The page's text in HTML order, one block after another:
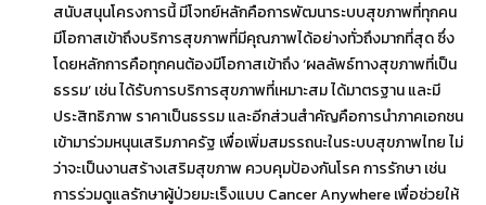
สนับสนุนโครงการนี้ มีโจทย์หลักคือการพัฒนาระบบสุขภาพที่ทุกคน
มีโอกาสเข้าถึงบริการสุขภาพที่มีคุณภาพได้อย่างทั่วถึงมากที่สุด ซึ่ง
โดยหลักการคือทุกคนต้องมีโอกาสเข้าถึง ‘ผลลัพธ์ทางสุขภาพที่เป็น
ธรรม’ เช่น ได้รับการบริการสุขภาพที่เหมาะสม ได้มาตรฐาน และมี
ประสิทธิภาพ ราคาเป็นธรรม และอีกส่วนสำคัญคือการนำภาคเอกชน
เข้ามาร่วมหนุนเสริมภาครัฐ เพื่อเพิ่มสมรรถนะในระบบสุขภาพไทย ไม่
ว่าจะเป็นงานสร้างเสริมสุขภาพ ควบคุมป้องกันโรค การรักษา เช่น
การร่วมดูแลรักษาผู้ป่วยมะเร็งแบบ Cancer Anywhere เพื่อช่วยให้